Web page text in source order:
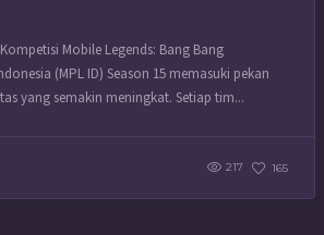
Mobile Legends: Bang Bang
(MPL ID) Season 15 memasuki pekan
yang semakin meningkat. Setiap tim...
217 165